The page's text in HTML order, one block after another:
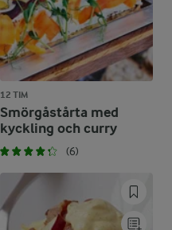
12 TIM
Smörgåstårta med
kyckling och curry
(6)